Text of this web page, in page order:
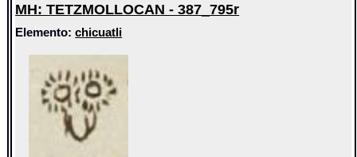
MH: TETZMOLLOCAN - 387_795r
Elemento:chicuatli